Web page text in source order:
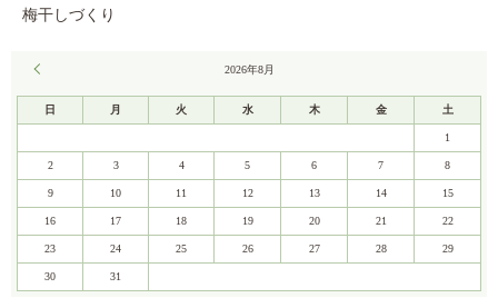
梅干しづくり
2026年8月
日 月 火 水 木 金 土
1
2 3 4 5 6 7 8
9 10 11 12 13 14 15
16 17 18 19 20 21 22
23 24 25 26 27 28 29
30 31